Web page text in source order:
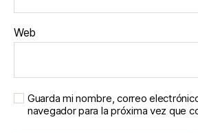
Web
Guarda mi nombre, correo
navegador para la próxima vez que